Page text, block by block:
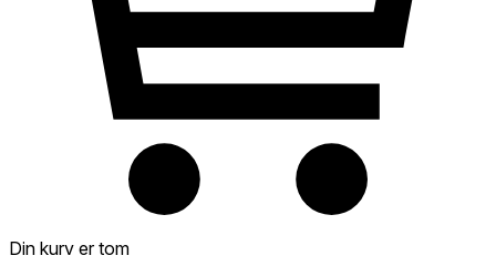
Din kurv er tom